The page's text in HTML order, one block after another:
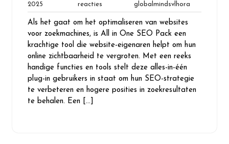
2025
maart
2025
reactiesGeen
reacties
globalmindsvlhora
Als het gaat om het optimaliseren van websites
voor zoekmachines, is All in One SEO Pack een
krachtige tool die website-eigenaren helpt om hun
online zichtbaarheid te vergroten. Met een reeks
handige functies en tools stelt deze alles-in-één
plug-in gebruikers in staat om hun SEO-strategie
te verbeteren en hogere posities in zoekresultaten
te behalen. Een […]